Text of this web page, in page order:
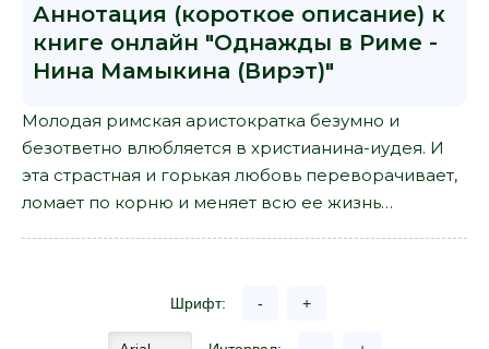
Аннотация (короткое описание) к
книге онлайн "Однажды в Риме -
Нина Мамыкина (Вирэт)"
Молодая римская аристократка безумно и
безответно влюбляется в христианина-иудея. И
эта страстная и горькая любовь переворачивает,
ломает по корню и меняет всю ее жизнь…
Шрифт: - +